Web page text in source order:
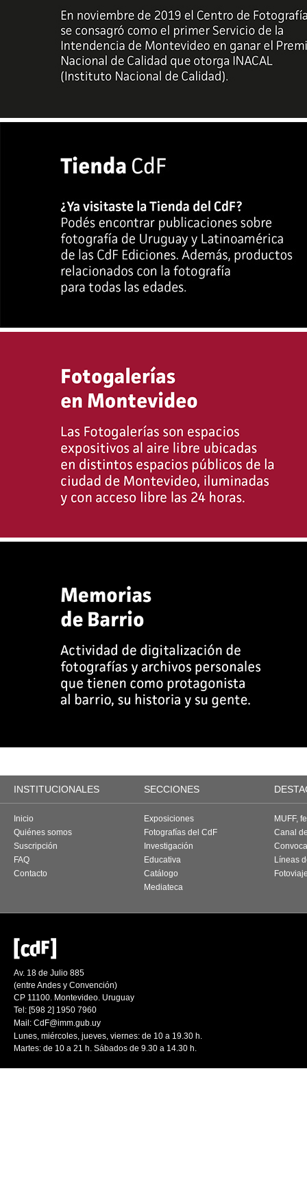
INSTITUCIONALES SECCIONES
Inicio
Quiénes somos
Suscripción
FAQ
Contacto
Exposiciones
Fotografías del CdF
Investigación
Educativa
Catálogo
Mediateca
MUFF,
Canal
Líneas
Av. 18 de Julio 885
(entre Andes y Convención)
CP 11100. Montevideo. Uruguay
Tel: [598 2] 1950 7960
Mail: CdF@imm.gub.uy
Lunes, miércoles, jueves, viernes: de 10 a 19.30 h.
Martes: de 10 a 21 h. Sábados de 9.30 a 14.30 h.